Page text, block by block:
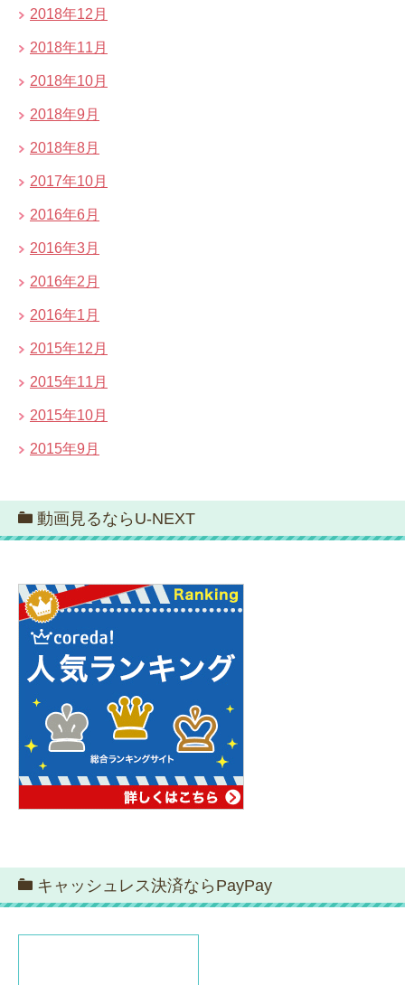
2018年12月
2018年11月
2018年10月
2018年9月
2018年8月
2017年10月
2016年6月
2016年3月
2016年2月
2016年1月
2015年12月
2015年11月
2015年10月
2015年9月
動画見るならU-NEXT
キャッシュレス決済ならPayPay